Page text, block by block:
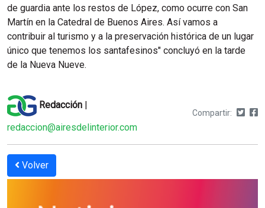
de guardia ante los restos de López, como ocurre con San
Martín en la Catedral de Buenos Aires. Así vamos a
contribuir al turismo y a la preservación histórica de un lugar
único que tenemos los santafesinos" concluyó en la tarde
de la Nueva Nueve.
Redacción |
redaccion@airesdelinterior.com
Compartir:
Volver